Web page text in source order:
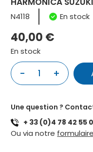
N4118 En stock
40,00 €
En stock
-
quantité
SUZUKI
BLUES
MASTER
1 +
Une question ?
+ 33 (0)4 78 42 55
Ou via notre formulaire